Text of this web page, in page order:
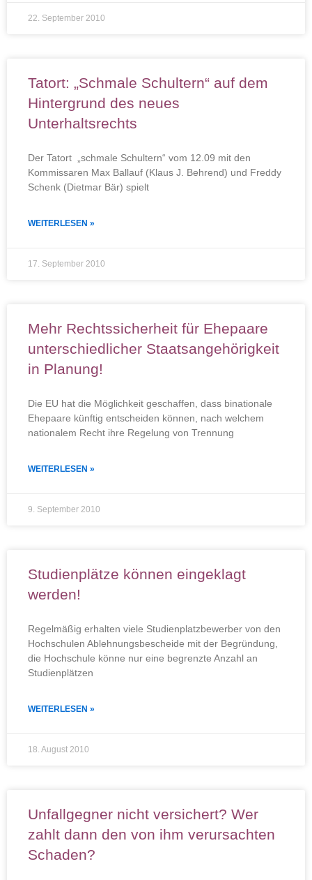
22. September 2010
Tatort: „Schmale Schultern“ auf dem
Hintergrund des neues
Unterhaltsrechts
Der Tatort „schmale Schultern“ vom 12.09 mit den
Kommissaren Max Ballauf (Klaus J. Behrend) und Freddy
Schenk (Dietmar Bär) spielt
WEITERLESEN »
17. September 2010
Mehr Rechtssicherheit für Ehepaare
unterschiedlicher Staatsangehörigkeit
in Planung!
Die EU hat die Möglichkeit geschaffen, dass binationale
Ehepaare künftig entscheiden können, nach welchem
nationalem Recht ihre Regelung von Trennung
WEITERLESEN »
9. September 2010
Studienplätze können eingeklagt
werden!
Regelmäßig erhalten viele Studienplatzbewerber von den
Hochschulen Ablehnungsbescheide mit der Begründung,
die Hochschule könne nur eine begrenzte Anzahl an
Studienplätzen
WEITERLESEN »
18. August 2010
Unfallgegner nicht versichert? Wer
zahlt dann den von ihm verursachten
Schaden?